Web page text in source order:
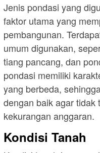
Jenis pondasi yang
faktor utama yang
pembangunan.
umum digunakan,
tiang pancang, dan
pondasi memiliki
yang berbeda,
dengan baik agar tidak
kekurangan anggaran.
Kondisi Tanah